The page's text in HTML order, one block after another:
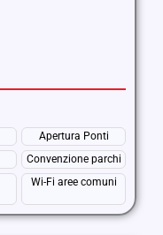
Apertura Ponti
Convenzione parchi
Wi-Fi aree comuni